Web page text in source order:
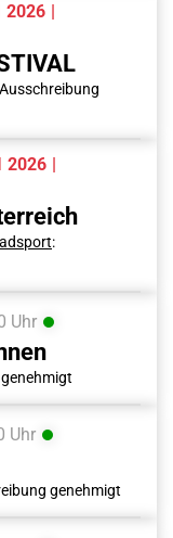
|
|
:
Uhr
Uhr
genehmigt